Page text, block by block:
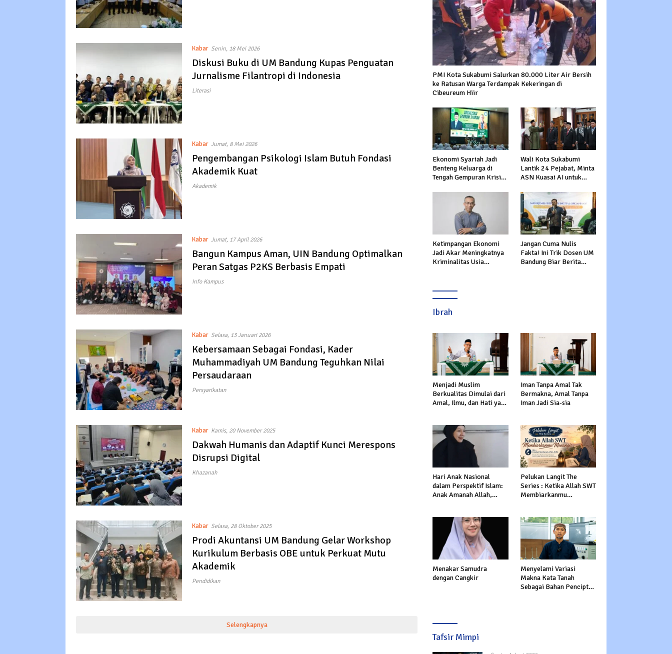
Kabar Senin, 18 Mei 2026
Diskusi Buku di UM Bandung Kupas Penguatan
Jurnalisme Filantropi di Indonesia
Literasi
Kabar Jumat, 8 Mei 2026
Pengembangan Psikologi Islam Butuh Fondasi
Akademik Kuat
Akademik
Kabar Jumat, 17 April 2026
Bangun Kampus Aman, UIN Bandung Optimalkan
Peran Satgas P2KS Berbasis Empati
Info Kampus
Kabar Selasa, 13 Januari 2026
Kebersamaan Sebagai Fondasi, Kader
Muhammadiyah UM Bandung Teguhkan Nilai
Persaudaraan
Persyarikatan
Kabar Kamis, 20 November 2025
Dakwah Humanis dan Adaptif Kunci Merespons
Disrupsi Digital
Khazanah
Kabar Selasa, 28 Oktober 2025
Prodi Akuntansi UM Bandung Gelar Workshop
Kurikulum Berbasis OBE untuk Perkuat Mutu
Akademik
Pendidikan
Selengkapnya
PMI Kota Sukabumi Salurkan 80.000 Liter Air Bersih
ke Ratusan Warga Terdampak Kekeringan di
Cibeureum Hiir
Ekonomi Syariah Jadi
Benteng Keluarga di
Tengah Gempuran Krisis
Wali Kota Sukabumi
Lantik 24 Pejabat, Minta
ASN Kuasai AI untuk
Layanan Publik
Ketimpangan Ekonomi
Jadi Akar Meningkatnya
Kriminalitas Usia
Jangan Cuma Nulis
Fakta! Ini Trik Dosen UM
Bandung Biar Berita
Ibrah
Menjadi Muslim
Berkualitas Dimulai dari
Amal, Ilmu, dan Hati yang
Iman Tanpa Amal Tak
Bermakna, Amal Tanpa
Iman Jadi Sia-sia
Hari Anak Nasional
dalam Perspektif Islam:
Anak Amanah Allah,
Pelukan Langit The
Series : Ketika Allah SWT
Membiarkanmu
Menakar Samudra
dengan Cangkir
Menyelami Variasi
Makna Kata Tanah
Sebagai Bahan Pencipta
Tafsir Mimpi